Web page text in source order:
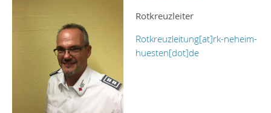
Rotkreuzleiter
Rotkreuzleitung[at]rk-neheim-
huesten[dot]de